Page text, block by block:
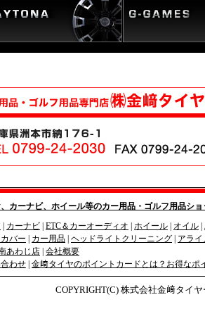
カーナビ、ホイール等のカー用品・ゴルフ用品シ
カーナビ ETC＆カーオーディオ ホイール オイル
バー
カー用品 ヘッドライトクリーニング アライ
あわじ店 会社概要
わせ 金﨑タイヤのポイントカードとは？お得なポ
COPYRIGHT(C) 株式会社金﨑タイ